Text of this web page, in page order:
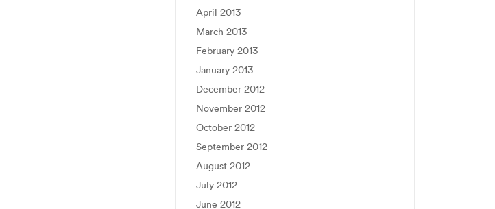
April 2013
March 2013
February 2013
January 2013
December 2012
November 2012
October 2012
September 2012
August 2012
July 2012
June 2012